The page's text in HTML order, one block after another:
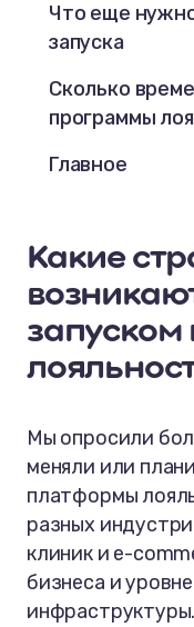
Что еще
запуска
Сколько
программы
Главное
Какие
Мы опросили
меняли или
платформы
разных
клиник и e-
бизнеса и